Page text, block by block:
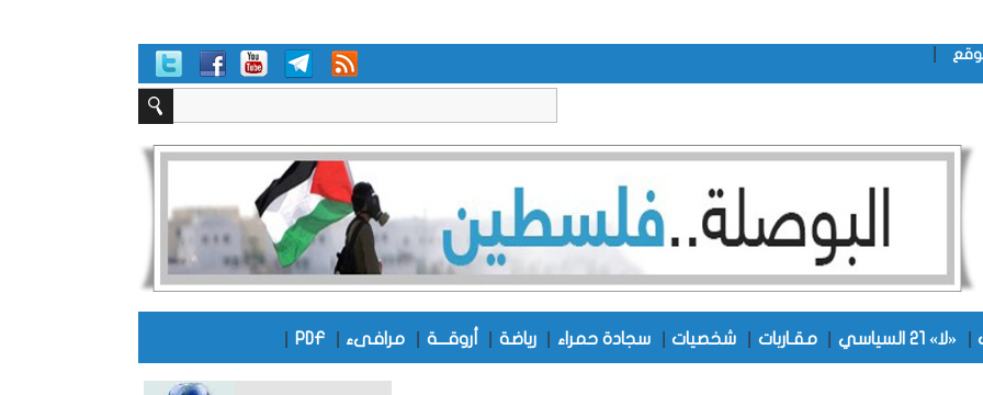
«لا» 21 السياسي مقـاربات شخصيات سجادة حمراء رياضة أروقـــة مرافىء PDF